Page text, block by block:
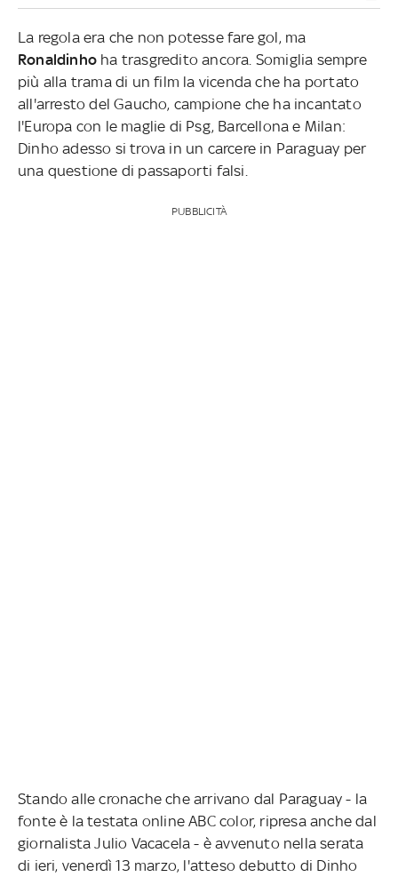
La regola era che non potesse fare gol, ma
Ronaldinho ha trasgredito ancora. Somiglia sempre
più alla trama di un film la vicenda che ha portato
all'arresto del Gaucho, campione che ha incantato
l'Europa con le maglie di Psg, Barcellona e Milan:
Dinho adesso si trova in un carcere in Paraguay per
una questione di passaporti falsi.
PUBBLICITÀ
Stando alle cronache che arrivano dal Paraguay - la
fonte è la testata online ABC color, ripresa anche dal
giornalista Julio Vacacela - è avvenuto nella serata
di ieri, venerdì 13 marzo, l'atteso debutto di Dinho